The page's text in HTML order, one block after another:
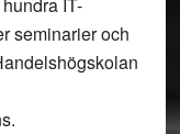
seminarier och